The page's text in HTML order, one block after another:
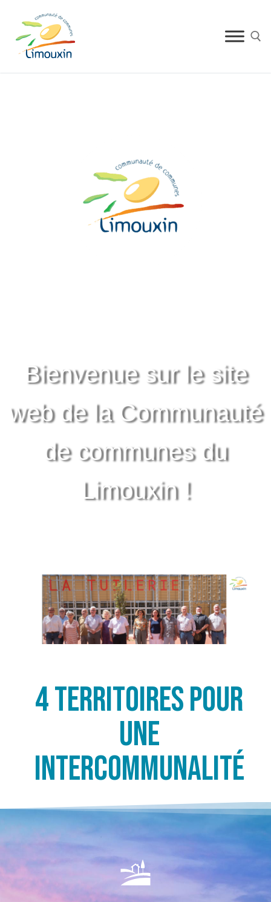
Bienvenue sur le site
web de la Communauté
de communes du
Limouxin !
4 territoires pour
une
intercommunalité